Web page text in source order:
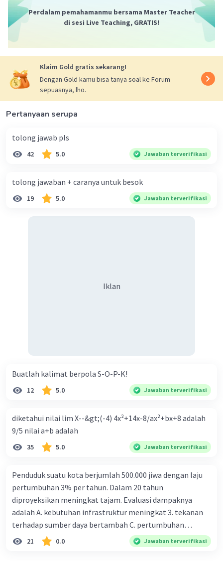
Perdalam pemahamanmu bersama Master Teacher
di sesi Live Teaching, GRATIS!
Klaim Gold gratis sekarang!
Dengan Gold kamu bisa tanya soal ke Forum
sepuasnya, lho.
Pertanyaan serupa
tolong jawab pls
42 5.0 Jawaban terverifikasi
tolong jawaban + caranya untuk besok
19 5.0 Jawaban terverifikasi
Iklan
Buatlah kalimat berpola S-O-P-K!
12 5.0 Jawaban terverifikasi
diketahui nilai lim X--&gt;(-4) 4x²+14x-8/ax²+bx+8 adalah
9/5 nilai a+b adalah
35 5.0 Jawaban terverifikasi
Penduduk suatu kota berjumlah 500.000 jiwa dengan laju
pertumbuhan 3% per tahun. Dalam 20 tahun
diproyeksikan meningkat tajam. Evaluasi dampaknya
adalah A. kebutuhan infrastruktur meningkat 3. tekanan
terhadap sumber daya bertambah C. pertumbuhan
eksponensial berdampak jangka panjang D. tidak
memengaruhi tata ruang E. proyeksi penduduk penting
21 0.0 Jawaban terverifikasi